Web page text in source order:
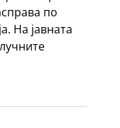
по
На јавната